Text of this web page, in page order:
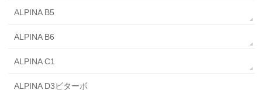
ALPINA B5
ALPINA B6
ALPINA C1
ALPINA D3ビターボ